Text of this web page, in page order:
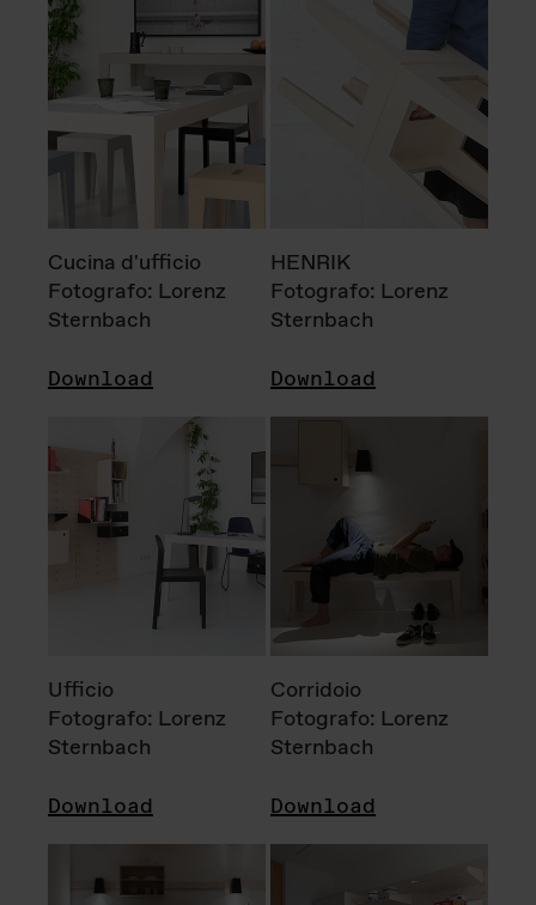
Cucina d'ufficio
Fotografo: Lorenz
Sternbach
Download
HENRIK
Fotografo: Lorenz
Sternbach
Download
Ufficio
Fotografo: Lorenz
Sternbach
Download
Corridoio
Fotografo: Lorenz
Sternbach
Download